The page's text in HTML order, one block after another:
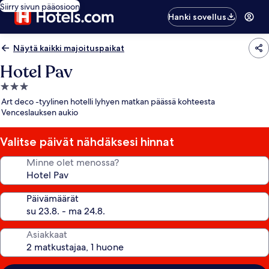
Siirry sivun pääosioon
Hanki sovellus
Näytä kaikki majoituspaikat
Hotel Pav
3.0
tähden
majoituspaikka
Art deco -tyylinen hotelli lyhyen matkan päässä kohteesta
Venceslauksen aukio
Valitse päivät nähdäksesi hinnat
Minne olet menossa?
Päivämäärät
Asiakkaat